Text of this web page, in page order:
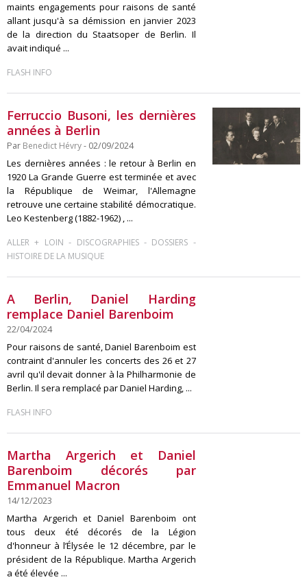
maints engagements pour raisons de santé
allant jusqu'à sa démission en janvier 2023
de la direction du Staatsoper de Berlin. Il
avait indiqué ...
FLASH INFO
Ferruccio Busoni, les dernières
années à Berlin
Par Benedict Hévry- 02/09/2024
Les dernières années : le retour à Berlin en
1920 La Grande Guerre est terminée et avec
la République de Weimar, l'Allemagne
retrouve une certaine stabilité démocratique.
Leo Kestenberg (1882-1962) , ...
ALLER + LOIN - DISCOGRAPHIES- DOSSIERS -
HISTOIRE DE LA MUSIQUE
A Berlin, Daniel Harding
remplace Daniel Barenboim
22/04/2024
Pour raisons de santé, Daniel Barenboim est
contraint d'annuler les concerts des 26 et 27
avril qu'il devait donner à la Philharmonie de
Berlin. Il sera remplacé par Daniel Harding, ...
FLASH INFO
Martha Argerich et Daniel
Barenboim décorés par
Emmanuel Macron
14/12/2023
Martha Argerich et Daniel Barenboim ont
tous deux été décorés de la Légion
d'honneur à l’Élysée le 12 décembre, par le
président de la République. Martha Argerich
a été élevée ...